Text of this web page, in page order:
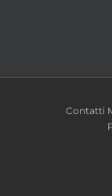
Contatti